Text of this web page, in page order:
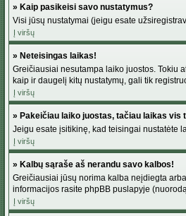
» Kaip pasikeisi savo nustatymus?
Visi jūsų nustatymai (jeigu esate
Į viršų
» Neteisingas laikas!
Greičiausiai nesutampa laiko juostos. Tokiu
kaip ir daugelį kitų nustatymų, gali tik
Į viršų
» Pakeičiau laiko juostas, tačiau laikas vis
Jeigu esate įsitikinę, kad teisingai nustatėte
Į viršų
» Kalbų sąraše aš nerandu savo kalbos!
Greičiausiai jūsų norima kalba neįdiegta
informacijos rasite phpBB puslapyje
Į viršų